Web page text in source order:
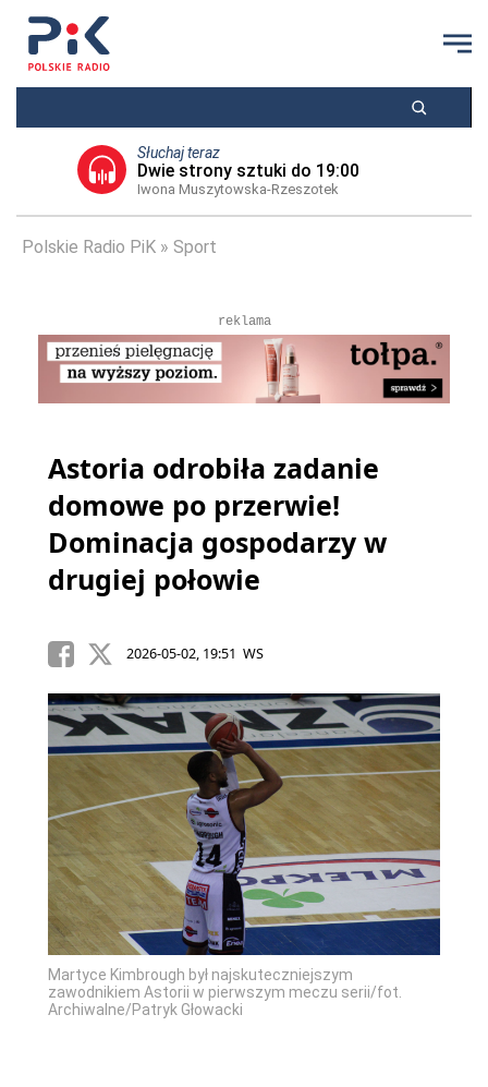
Słuchaj teraz
Dwie strony sztuki do 19:00
Iwona Muszytowska-Rzeszotek
Polskie Radio PiK Sport
reklama
Astoria odrobiła zadanie
domowe po przerwie!
Dominacja gospodarzy w
drugiej połowie
2026-05-02, 19:51 WS
Martyce Kimbrough był najskuteczniejszym
zawodnikiem Astorii w pierwszym meczu serii/fot.
Archiwalne/Patryk Głowacki